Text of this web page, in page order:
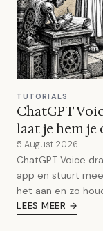
TUTORIALS
ChatGPT
laat je hem
5 August 2026
ChatGPT Voice
app en stuurt
het aan en zo
LEES MEER →